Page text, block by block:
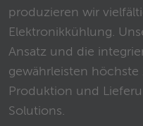
produzieren wir
Elektronikkühlung.
Ansatz und die
gewährleisten höchste
Produktion und
Solutions.